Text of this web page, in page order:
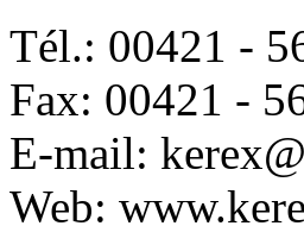
Tél.: 00421 -
Fax: 00421 -
E-mail:
Web: